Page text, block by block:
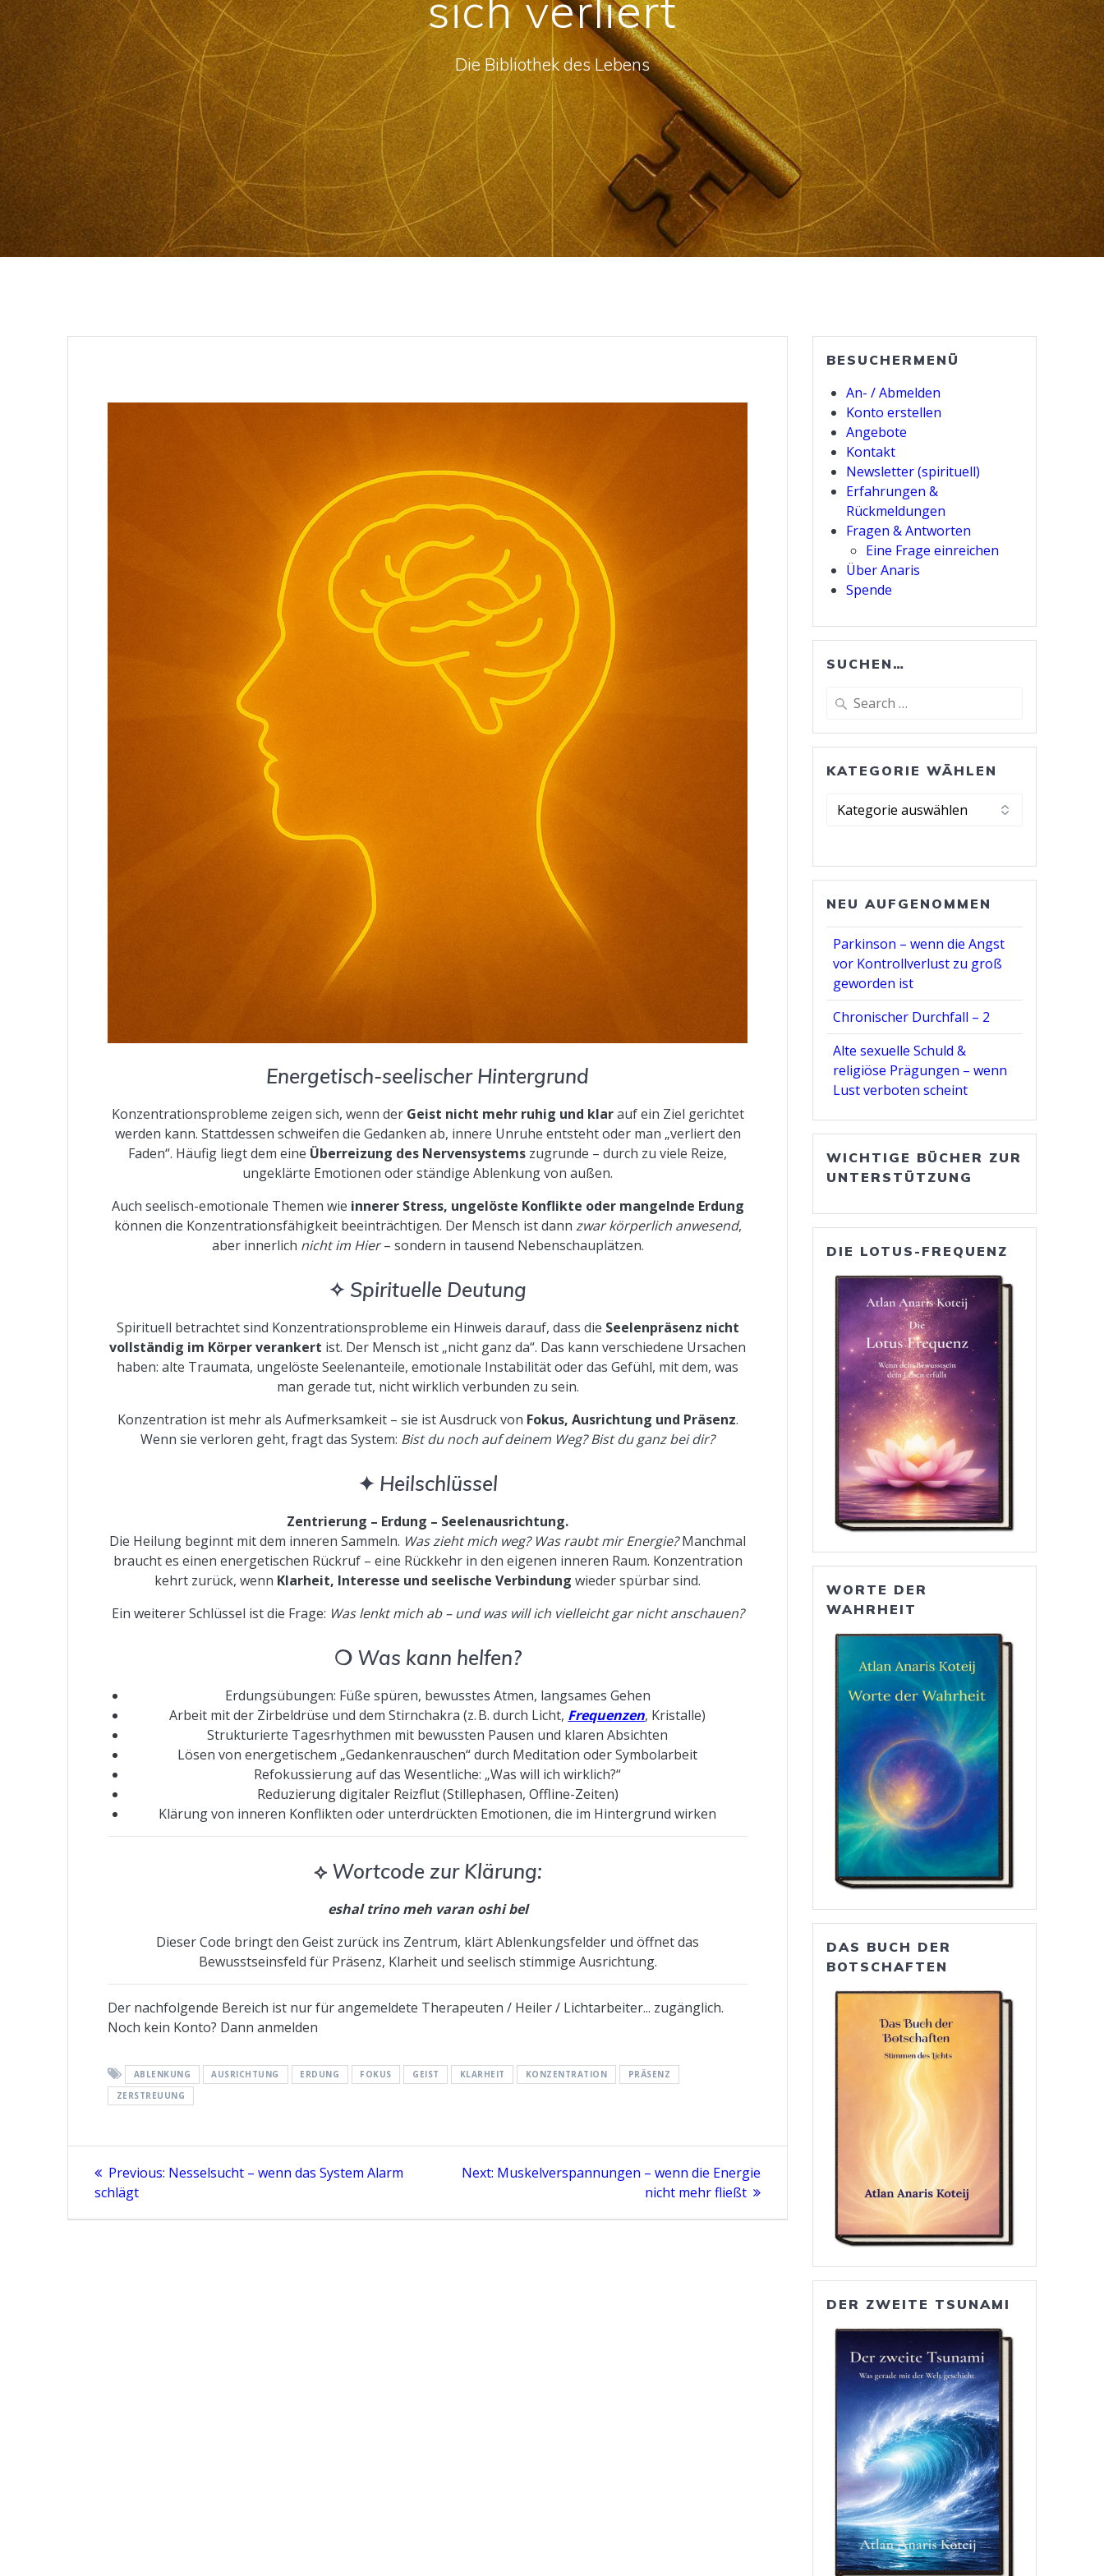
Die Bibliothek des Lebens
Energetisch-seelischer Hintergrund
Konzentrationsprobleme zeigen sich, wenn der Geist nicht mehr ruhig und klarauf ein Ziel gerichtet
werden kann. Stattdessen schweifen die Gedanken ab, innere Unruhe entsteht oder man „verliert den
Faden“. Häufig liegt dem eine Überreizung des Nervensystems zugrunde – durch zu viele Reize,
ungeklärte Emotionen oder ständige Ablenkung von außen.
Auch seelisch-emotionale Themen wie innerer Stress, ungelöste Konflikte oder mangelnde Erdung
können die Konzentrationsfähigkeit beeinträchtigen. Der Mensch ist dann zwar körperlich anwesend,
aber innerlich nicht im Hier– sondern in tausend Nebenschauplätzen.
✧ Spirituelle Deutung
Spirituell betrachtet sind Konzentrationsprobleme ein Hinweis darauf, dass die Seelenpräsenz nicht
vollständig im Körper verankert ist. Der Mensch ist „nicht ganz da“. Das kann verschiedene Ursachen
haben: alte Traumata, ungelöste Seelenanteile, emotionale Instabilität oder das Gefühl, mit dem, was
man gerade tut, nicht wirklich verbunden zu sein.
Konzentration ist mehr als Aufmerksamkeit – sie ist Ausdruck von Fokus, Ausrichtung und Präsenz.
Wenn sie verloren geht, fragt das System: Bist du noch auf deinem Weg? Bist du ganz bei dir?
✦ Heilschlüssel
Zentrierung – Erdung – Seelenausrichtung.
Die Heilung beginnt mit dem inneren Sammeln. Was zieht mich weg? Was raubt mir Energie?Manchmal
braucht es einen energetischen Rückruf – eine Rückkehr in den eigenen inneren Raum. Konzentration
kehrt zurück, wenn Klarheit, Interesse und seelische Verbindung wieder spürbar sind.
Ein weiterer Schlüssel ist die Frage: Was lenkt mich ab – und was will ich vielleicht gar nicht anschauen?
❍ Was kann helfen?
Erdungsübungen: Füße spüren, bewusstes Atmen, langsames Gehen
Arbeit mit der Zirbeldrüse und dem Stirnchakra (z. B. durch Licht, Frequenzen, Kristalle)
Strukturierte Tagesrhythmen mit bewussten Pausen und klaren Absichten
Lösen von energetischem „Gedankenrauschen“ durch Meditation oder Symbolarbeit
Refokussierung auf das Wesentliche: „Was will ich wirklich?“
Reduzierung digitaler Reizflut (Stillephasen, Offline-Zeiten)
Klärung von inneren Konflikten oder unterdrückten Emotionen, die im Hintergrund wirken
⟡ Wortcode zur Klärung:
eshal trino meh varan oshi bel
Dieser Code bringt den Geist zurück ins Zentrum, klärt Ablenkungsfelder und öffnet das
Bewusstseinsfeld für Präsenz, Klarheit und seelisch stimmige Ausrichtung.
Der nachfolgende Bereich ist nur für angemeldete Therapeuten / Heiler / Lichtarbeiter... zugänglich.
Noch kein Konto? Dann anmelden
ABLENKUNG AUSRICHTUNG ERDUNG FOKUS GEIST KLARHEIT KONZENTRATION
PRÄSENZ
ZERSTREUUNG
Beitragsnavigation
Previous: Previous
Nesselsucht – wenn das System Alarm
schlägt
Next: Next
Muskelverspannungen – wenn die Energie
nicht mehr fließt
BESUCHERMENÜ
An- / Abmelden
Konto erstellen
Angebote
Kontakt
Newsletter (spirituell)
Erfahrungen &
Rückmeldungen
Fragen & Antworten
Eine Frage einreichen
Über Anaris
Spende
SUCHEN…
Search
KATEGORIE WÄHLEN
Kategorie
NEU AUFGENOMMEN
Parkinson – wenn die Angst
vor Kontrollverlust zu groß
geworden ist
Chronischer Durchfall – 2
Alte sexuelle Schuld &
religiöse Prägungen – wenn
Lust verboten scheint
WICHTIGE BÜCHER ZUR
UNTERSTÜTZUNG
DIE LOTUS-FREQUENZ
WORTE DER
WAHRHEIT
DAS BUCH DER
BOTSCHAFTEN
DER ZWEITE TSUNAMI